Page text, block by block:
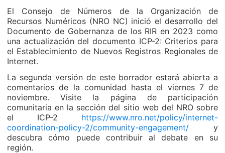
El Consejo de Números de la Organización de
Recursos Numéricos (NRO NC) inició el desarrollo del
Documento de Gobernanza de los RIR en 2023 como
una actualización del documento ICP-2: Criterios para
el Establecimiento de Nuevos Registros Regionales de
Internet.
La segunda versión de este borrador estará abierta a
comentarios de la comunidad hasta el viernes 7 de
noviembre. Visite la página de participación
comunitaria en la sección del sitio web del NRO sobre
el ICP-2 https://www.nro.net/policy/internet-
coordination-policy-2/community-engagement/ y
descubra cómo puede contribuir al debate en su
región.